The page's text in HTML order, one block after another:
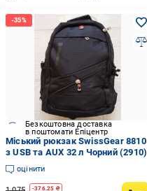
Безкоштовна доставка
в поштомати Епіцентр
Міський рюкзак SwissGear 8810
з USB та AUX 32 л Чорний (2910)
оцінити
-376.25 ₴